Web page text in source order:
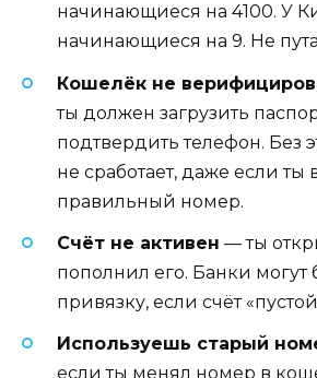
начинающиеся на 4100. У
начинающиеся на 9. Не
Кошелёк не
ты должен загрузить
подтвердить телефон. Без
не сработает, даже если ты
правильный номер.
Счёт не активен — ты
пополнил его. Банки могут
привязку, если счёт
Используешь старый
если ты менял номер в